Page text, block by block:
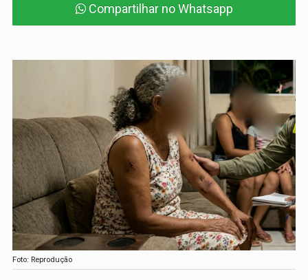
Compartilhar no Whatsapp
Foto: Reprodução